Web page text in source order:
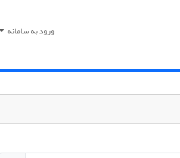
ورود به سامانه